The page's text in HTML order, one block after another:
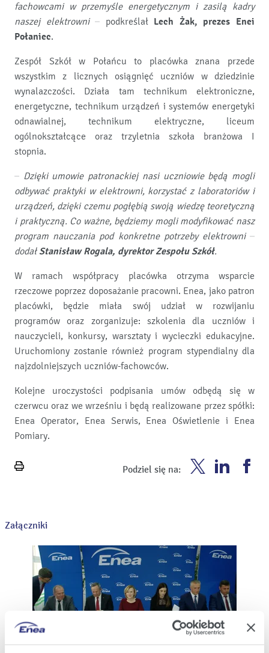
fachowcami w przemyśle energetycznym i zasilą kadry
naszej elektrowni– podkreślał Lech Żak, prezes Enei
Połaniec.
Zespół Szkół w Połańcu to placówka znana przede
wszystkim z licznych osiągnięć uczniów w dziedzinie
wynalazczości. Działa tam technikum elektroniczne,
energetyczne, technikum urządzeń i systemów energetyki
odnawialnej, technikum elektryczne, liceum
ogólnokształcące oraz trzyletnia szkoła branżowa I
stopnia.
– Dzięki umowie patronackiej nasi uczniowie będą mogli
odbywać praktyki w elektrowni, korzystać z laboratoriów i
urządzeń, dzięki czemu pogłębią swoją wiedzę teoretyczną
i praktyczną. Co ważne, będziemy mogli modyfikować nasz
program nauczania pod konkretne potrzeby elektrowni –
dodałStanisław Rogala, dyrektor Zespołu Szkół.
W ramach współpracy placówka otrzyma wsparcie
rzeczowe poprzez doposażanie pracowni. Enea, jako patron
placówki, będzie miała swój udział w rozwijaniu
programów oraz zorganizuje: szkolenia dla uczniów i
nauczycieli, konkursy, warsztaty i wycieczki edukacyjne.
Uruchomiony zostanie również program stypendialny dla
najzdolniejszych uczniów-fachowców.
Kolejne uroczystości podpisania umów odbędą się w
czerwcu oraz we wrześniu i będą realizowane przez spółki:
Enea Operator, Enea Serwis, Enea Oświetlenie i Enea
Pomiary.
Wydrukuj
Podziel się na:
Enea Enea
Załączniki